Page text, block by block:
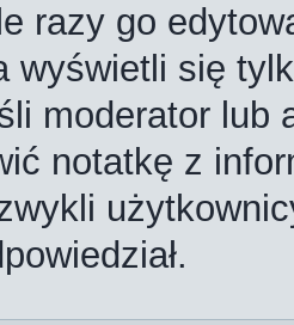
razy go
wyświetli się
moderator lub
notatkę z